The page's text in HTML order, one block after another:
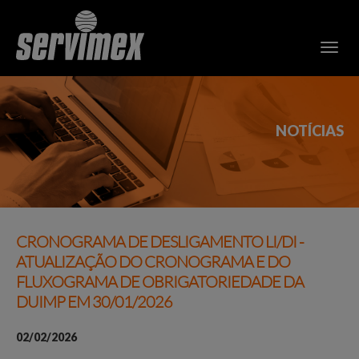
NOTÍCIAS
CRONOGRAMA DE DESLIGAMENTO LI/DI -
ATUALIZAÇÃO DO CRONOGRAMA E DO
FLUXOGRAMA DE OBRIGATORIEDADE DA
DUIMP EM 30/01/2026
02/02/2026